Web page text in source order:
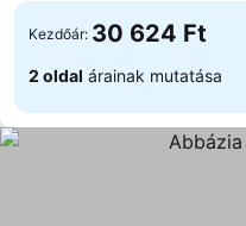
Kezdőár: 30 624 Ft
2 oldal árainak mutatása